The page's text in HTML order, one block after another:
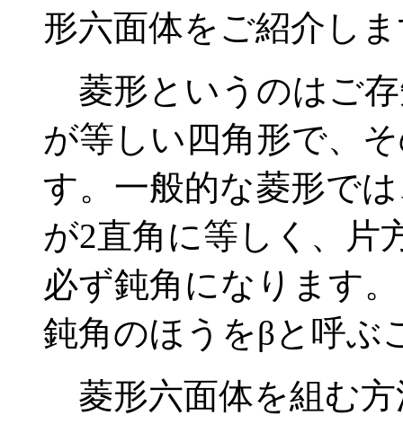
形六面体をご紹介し
菱形というのはご
が等しい四角形で、
す。一般的な菱形で
が2直角に等しく、片
必ず鈍角になります
鈍角のほうをβと呼ぶ
菱形六面体を組む方